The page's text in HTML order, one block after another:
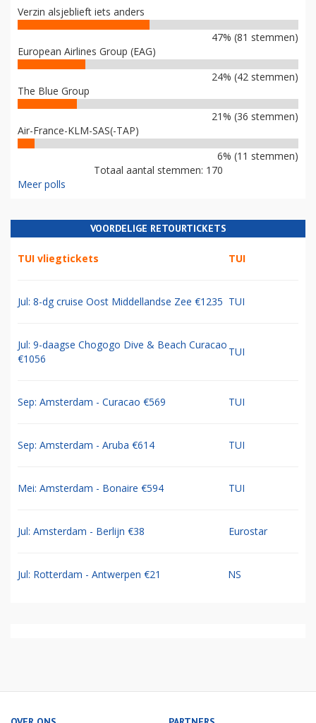
Verzin alsjeblieft iets anders
47% (81 stemmen)
European Airlines Group (EAG)
24% (42 stemmen)
The Blue Group
21% (36 stemmen)
Air-France-KLM-SAS(-TAP)
6% (11 stemmen)
Totaal aantal stemmen: 170
Meer polls
VOORDELIGE RETOURTICKETS
TUI vliegtickets TUI
Jul: 8-dg cruise Oost Middellandse Zee €1235 TUI
Jul: 9-daagse Chogogo Dive & Beach Curacao
€1056
TUI
Sep: Amsterdam - Curacao €569 TUI
Sep: Amsterdam - Aruba €614 TUI
Mei: Amsterdam - Bonaire €594 TUI
Jul: Amsterdam - Berlijn €38 Eurostar
Jul: Rotterdam - Antwerpen €21 NS